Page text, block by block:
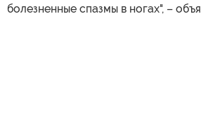
болезненные спазмы в ногах", –